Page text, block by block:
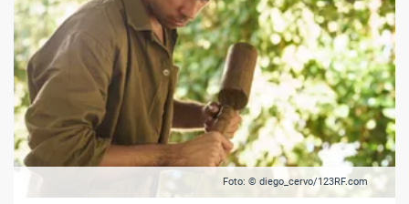
Foto: © diego_cervo/123RF.com